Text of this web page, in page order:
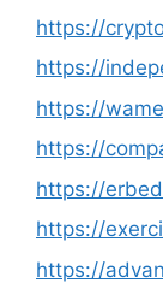
https://
https://
https://
https://
https://
https://
https://